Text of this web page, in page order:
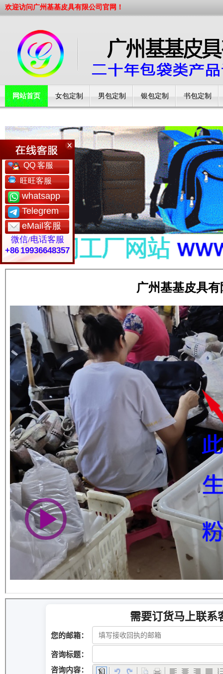
欢迎访问广州基基皮具有限公司官网！
网站首页 女包定制 男包定制 银包定制 书包定制
QQ 客服
旺旺客服
whatsapp
Telegrem
eMail客服
微信/电话客服
+86 19936648357